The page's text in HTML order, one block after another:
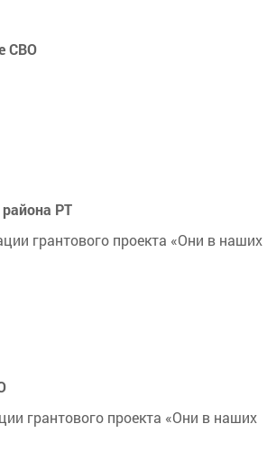
СВО
РТ
грантового проекта «Они в наших
грантового проекта «Они в наших